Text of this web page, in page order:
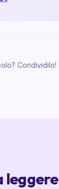
Condividilo!
leggere